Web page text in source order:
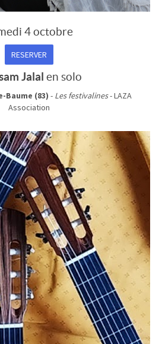
4 octobre
RESERVER
Jalal en solo
Baume (83) - Les festivalines- LAZA
Association